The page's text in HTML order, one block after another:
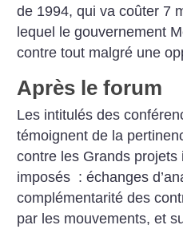
de 1994, qui va coûter 7
lequel le gouvernement
contre tout malgré une
Après le forum
Les intitulés des
témoignent de la
contre les Grands projets
imposés : échanges
complémentarité des
par les mouvements, et